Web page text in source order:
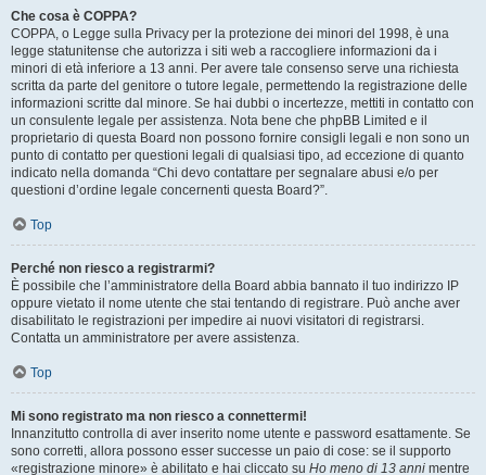
Che cosa è COPPA?
COPPA, o Legge sulla Privacy per la protezione dei minori del 1998, è una
legge statunitense che autorizza i siti web a raccogliere informazioni da i
minori di età inferiore a 13 anni. Per avere tale consenso serve una richiesta
scritta da parte del genitore o tutore legale, permettendo la registrazione delle
informazioni scritte dal minore. Se hai dubbi o incertezze, mettiti in contatto con
un consulente legale per assistenza. Nota bene che phpBB Limited e il
proprietario di questa Board non possono fornire consigli legali e non sono un
punto di contatto per questioni legali di qualsiasi tipo, ad eccezione di quanto
indicato nella domanda “Chi devo contattare per segnalare abusi e/o per
questioni d’ordine legale concernenti questa Board?”.
Top
Perché non riesco a registrarmi?
È possibile che l’amministratore della Board abbia bannato il tuo indirizzo IP
oppure vietato il nome utente che stai tentando di registrare. Può anche aver
disabilitato le registrazioni per impedire ai nuovi visitatori di registrarsi.
Contatta un amministratore per avere assistenza.
Top
Mi sono registrato ma non riesco a connettermi!
Innanzitutto controlla di aver inserito nome utente e password esattamente. Se
sono corretti, allora possono esser successe un paio di cose: se il supporto
«registrazione minore» è abilitato e hai cliccato su Ho meno di 13 anni mentre